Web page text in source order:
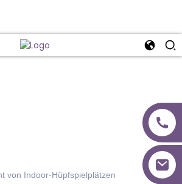
von Indoor-Hüpfspielplätzen